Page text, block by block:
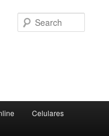
Celulares